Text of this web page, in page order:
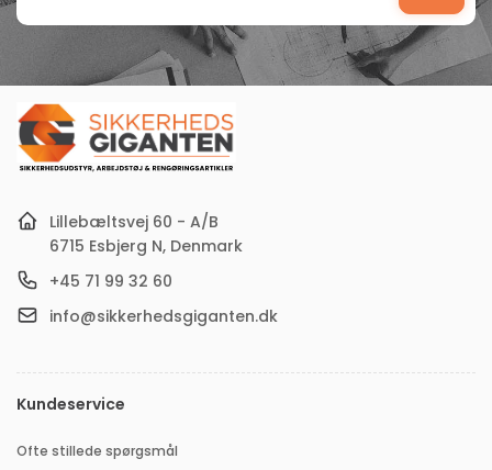
Indtast
e-
mail-
adresse
Lillebæltsvej 60 - A/B
6715 Esbjerg N, Denmark
+45 71 99 32 60
info@sikkerhedsgiganten.dk
Kundeservice
Ofte stillede spørgsmål